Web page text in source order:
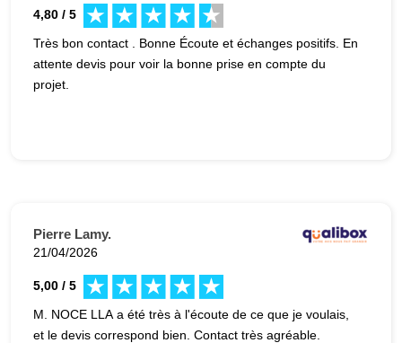
4,80 / 5
Très bon contact . Bonne Écoute et échanges positifs. En
attente devis pour voir la bonne prise en compte du
projet.
Pierre Lamy.
21/04/2026
5,00 / 5
M. NOCE LLA a été très à l'écoute de ce que je voulais,
et le devis correspond bien. Contact très agréable.